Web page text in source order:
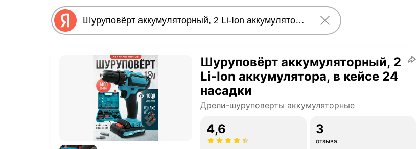
Шуруповёрт аккумуляторный, 2
Li-Ion аккумулятора, в кейсе 24
насадки
Дрели-шуруповерты аккумуляторные
4,6 3
отзыва